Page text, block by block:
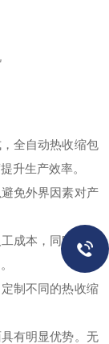
全自动热收缩包
升生产效率。
免外界因素对产
成本，同时降低
制不同的热收缩
有明显优势。无